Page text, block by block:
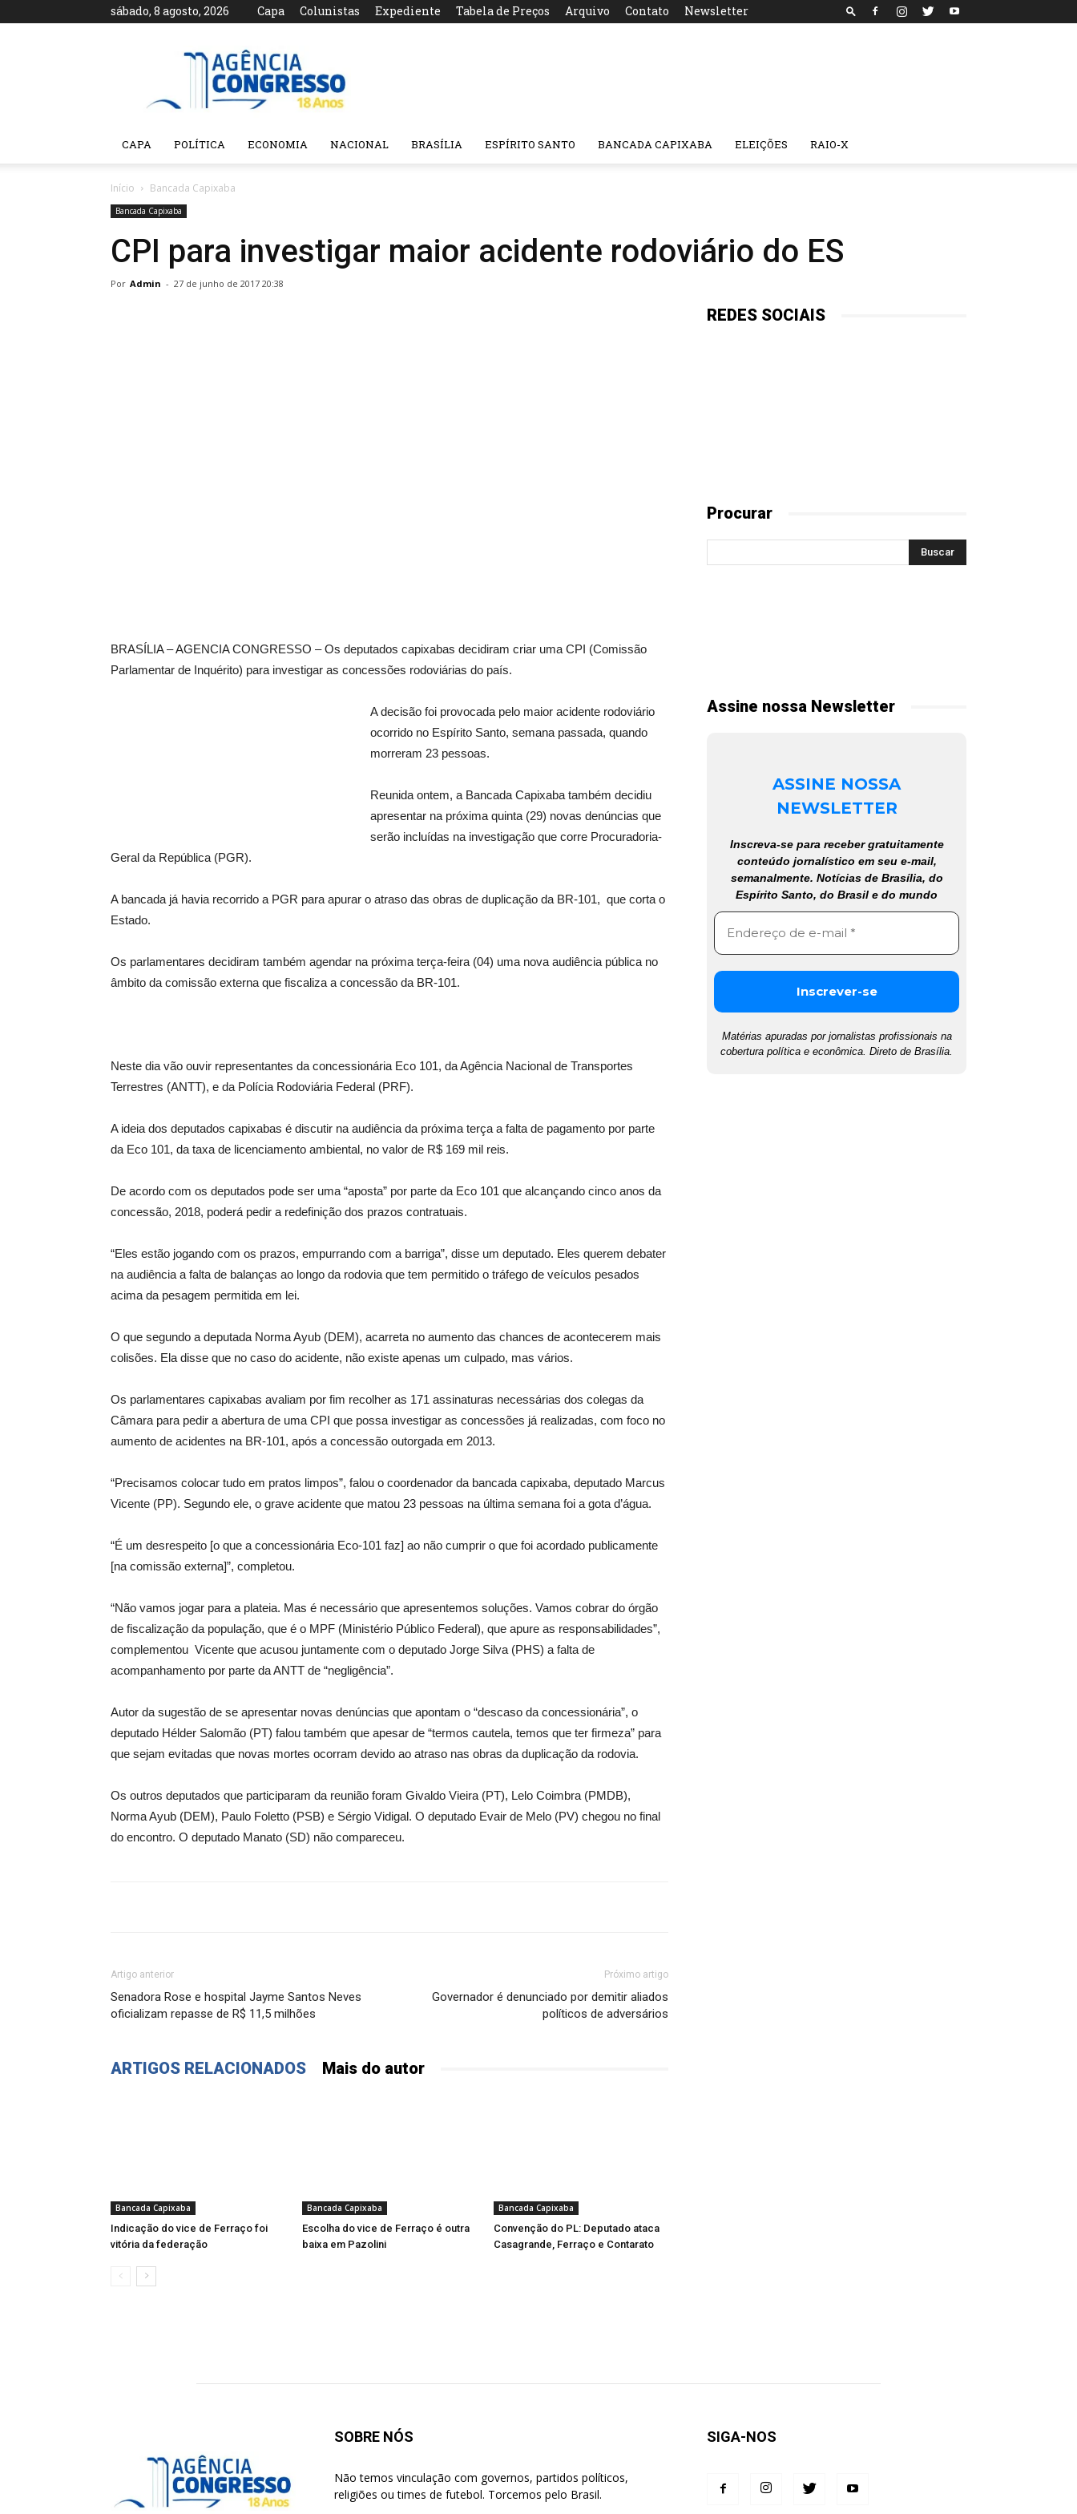
sábado, 8 agosto, 2026 Capa Colunistas Expediente Tabela de Preços Arquivo Contato Newsletter
Agência
CAPA POLÍTICA ECONOMIA NACIONAL BRASÍLIA ESPÍRITO SANTO BANCADA CAPIXABA ELEIÇÕES RAIO-X
Início Bancada Capixaba
Bancada Capixaba
CPI para investigar maior acidente rodoviário do ES
Por Admin - 27 de junho de 2017 20:38
BRASÍLIA – AGENCIA CONGRESSO – Os deputados capixabas decidiram criar uma CPI (Comissão
Parlamentar de Inquérito) para investigar as concessões rodoviárias do país.
A decisão foi provocada pelo maior acidente rodoviário
ocorrido no Espírito Santo, semana passada, quando
morreram 23 pessoas.
Reunida ontem, a Bancada Capixaba também decidiu
apresentar na próxima quinta (29) novas denúncias que
serão incluídas na investigação que corre Procuradoria-
Geral da República (PGR).
A bancada já havia recorrido a PGR para apurar o atraso das obras de duplicação da BR-101, que corta o
Estado.
Os parlamentares decidiram também agendar na próxima terça-feira (04) uma nova audiência pública no
âmbito da comissão externa que fiscaliza a concessão da BR-101.
Neste dia vão ouvir representantes da concessionária Eco 101, da Agência Nacional de Transportes
Terrestres (ANTT), e da Polícia Rodoviária Federal (PRF).
A ideia dos deputados capixabas é discutir na audiência da próxima terça a falta de pagamento por parte
da Eco 101, da taxa de licenciamento ambiental, no valor de R$ 169 mil reis.
De acordo com os deputados pode ser uma “aposta” por parte da Eco 101 que alcançando cinco anos da
concessão, 2018, poderá pedir a redefinição dos prazos contratuais.
“Eles estão jogando com os prazos, empurrando com a barriga”, disse um deputado. Eles querem debater
na audiência a falta de balanças ao longo da rodovia que tem permitido o tráfego de veículos pesados
acima da pesagem permitida em lei.
O que segundo a deputada Norma Ayub (DEM), acarreta no aumento das chances de acontecerem mais
colisões. Ela disse que no caso do acidente, não existe apenas um culpado, mas vários.
Os parlamentares capixabas avaliam por fim recolher as 171 assinaturas necessárias dos colegas da
Câmara para pedir a abertura de uma CPI que possa investigar as concessões já realizadas, com foco no
aumento de acidentes na BR-101, após a concessão outorgada em 2013.
“Precisamos colocar tudo em pratos limpos”, falou o coordenador da bancada capixaba, deputado Marcus
Vicente (PP). Segundo ele, o grave acidente que matou 23 pessoas na última semana foi a gota d’água.
“É um desrespeito [o que a concessionária Eco-101 faz] ao não cumprir o que foi acordado publicamente
[na comissão externa]”, completou.
“Não vamos jogar para a plateia. Mas é necessário que apresentemos soluções. Vamos cobrar do órgão
de fiscalização da população, que é o MPF (Ministério Público Federal), que apure as responsabilidades”,
complementou Vicente que acusou juntamente com o deputado Jorge Silva (PHS) a falta de
acompanhamento por parte da ANTT de “negligência”.
Autor da sugestão de se apresentar novas denúncias que apontam o “descaso da concessionária”, o
deputado Hélder Salomão (PT) falou também que apesar de “termos cautela, temos que ter firmeza” para
que sejam evitadas que novas mortes ocorram devido ao atraso nas obras da duplicação da rodovia.
Os outros deputados que participaram da reunião foram Givaldo Vieira (PT), Lelo Coimbra (PMDB),
Norma Ayub (DEM), Paulo Foletto (PSB) e Sérgio Vidigal. O deputado Evair de Melo (PV) chegou no final
do encontro. O deputado Manato (SD) não compareceu.
Artigo anterior
Senadora Rose e hospital Jayme Santos Neves
oficializam repasse de R$ 11,5 milhões
Próximo artigo
Governador é denunciado por demitir aliados
políticos de adversários
ARTIGOS RELACIONADOS Mais do autor
Bancada Capixaba
Indicação do vice de Ferraço foi
vitória da federação
Bancada Capixaba
Escolha do vice de Ferraço é outra
baixa em Pazolini
Bancada Capixaba
Convenção do PL: Deputado ataca
Casagrande, Ferraço e Contarato
REDES SOCIAIS
Procurar
Assine nossa Newsletter
ASSINE NOSSA
NEWSLETTER
Inscreva-se para receber gratuitamente
conteúdo jornalístico em seu e-mail,
semanalmente. Notícias de Brasília, do
Espírito Santo, do Brasil e do mundo
Matérias apuradas por jornalistas profissionais na
cobertura política e econômica. Direto de Brasília.
SOBRE NÓS
Não temos vinculação com governos, partidos políticos,
religiões ou times de futebol. Torcemos pelo Brasil.
SIGA-NOS